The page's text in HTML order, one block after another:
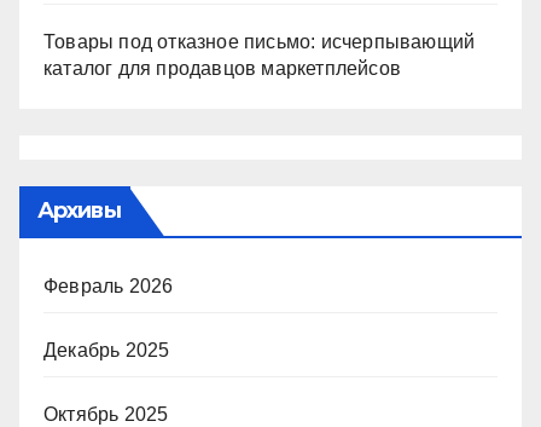
Товары под отказное письмо: исчерпывающий
каталог для продавцов маркетплейсов
Архивы
Февраль 2026
Декабрь 2025
Октябрь 2025